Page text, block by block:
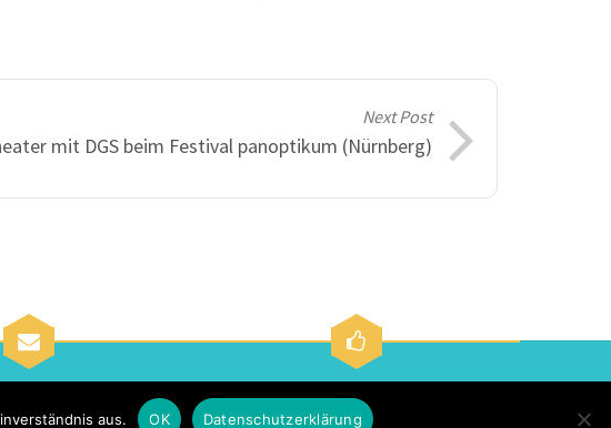
Next Post
mit DGS beim Festival panoptikum (Nürnberg)
aus. OK Datenschutzerklärung